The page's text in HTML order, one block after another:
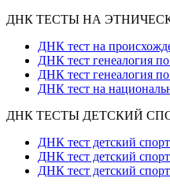
ДНК ТЕСТЫ НА
ДНК тест на
ДНК тест генеалогия
ДНК тест генеалогия
ДНК тест на
ДНК ТЕСТЫ ДЕТСКИЙ
ДНК тест детский
ДНК тест детский
ДНК тест детский